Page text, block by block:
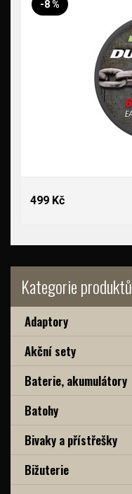
Kategorie produktů
Adaptory
Akční sety
Baterie, akumulátory
Batohy
Bivaky a přístřešky
Bižuterie
-8 %
499 Kč